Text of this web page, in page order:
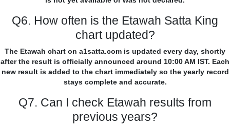
Q6. How often is the Etawah Satta King
chart updated?
The Etawah chart on a1satta.com is updated every day, shortly
after the result is officially announced around 10:00 AM IST. Each
new result is added to the chart immediately so the yearly record
stays complete and accurate.
Q7. Can I check Etawah results from
previous years?